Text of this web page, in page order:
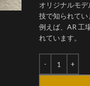
オリジナルモ
技で知られてい
例えば、AR 工
れています。